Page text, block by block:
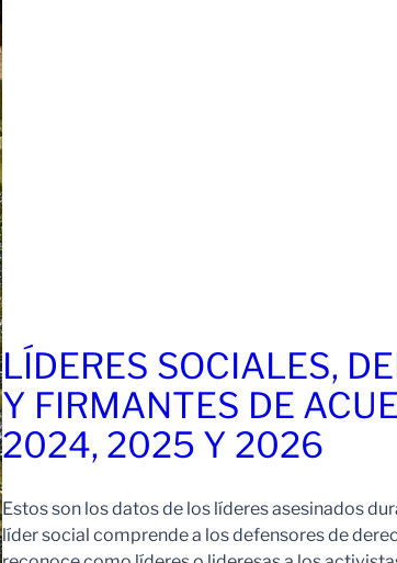
LÍDERES SOCIALES,
Y FIRMANTES DE
2024, 2025 Y 2026
Estos son los datos de los líderes asesinados
líder social comprende a los defensores de